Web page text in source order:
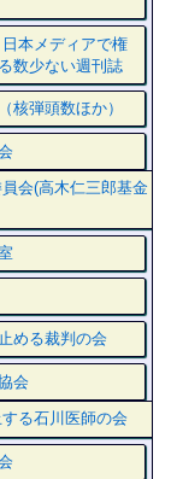
本メディアで権
数少ない週刊誌
核弾頭数ほか）
会(高木仁三郎基金
める裁判の会
会
る石川医師の会